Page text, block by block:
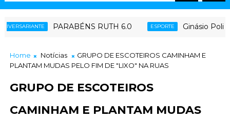
PARABÉNS RUTH 6.0 ESPORTE Ginásio
Home Notícias
GRUPO DE ESCOTEIROS CAMINHAM E
PLANTAM MUDAS PELO FIM DE "LIXO" NA RUAS
GRUPO DE ESCOTEIROS
CAMINHAM E PLANTAM MUDAS